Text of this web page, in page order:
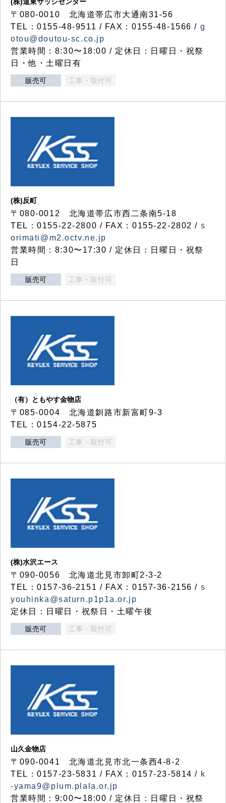
〒080-0010 北海道帯広市大通南31-56
TEL：0155-48-9511 / FAX：0155-48-1566 / g
otou@doutou-sc.co.jp
営業時間：8:30〜18:00 / 定休日：日曜日・祝祭
日・他・土曜日有
販売可 工事・取付可
(株)反町
〒080-0012 北海道帯広市西二条南5-18
TEL：0155-22-2800 / FAX：0155-22-2802 / s
orimati@m2.octv.ne.jp
営業時間：8:30〜17:30 / 定休日：日曜日・祝祭
日
販売可 工事・取付可
（有）ともやす金物店
〒085-0004 北海道釧路市新富町9-3
TEL：0154-22-5875
販売可 工事・取付可
(株)水沢エース
〒090-0056 北海道北見市卸町2-3-2
TEL：0157-36-2151 / FAX：0157-36-2156 / s
youhinka@saturn.p1p1a.or.jp
定休日：日曜日・祝祭日・土曜午後
販売可 工事・取付可
山久金物店
〒090-0041 北海道北見市北一条西4-8-2
TEL：0157-23-5831 / FAX：0157-23-5814 / k
-yama9@plum.plala.or.jp
営業時間：9:00〜18:00 / 定休日：日曜日・祝祭